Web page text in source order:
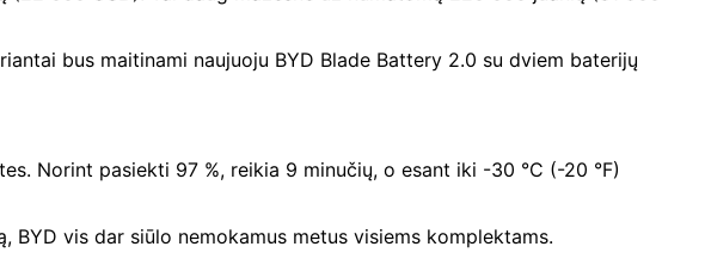
bus maitinami naujuoju BYD Blade Battery 2.0 su dviem baterijų
Norint pasiekti 97 %, reikia 9 minučių, o esant iki -30 °C (-20 °F)
BYD vis dar siūlo nemokamus metus visiems komplektams.